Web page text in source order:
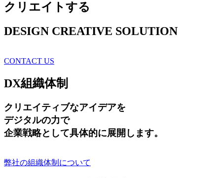
クリエイトする
DESIGN CREATIVE SOLUTION
CONTACT US
DX組織体制
クリエイティブなアイデアを
デジタルの力で
企業戦略として具体的に展開します。
弊社の組織体制について